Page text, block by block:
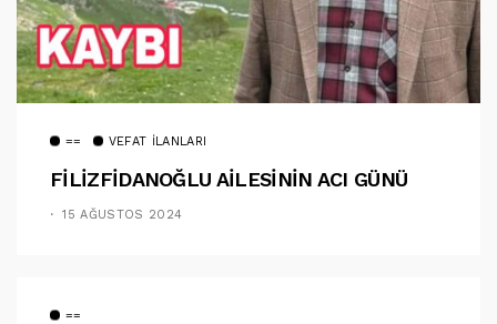
== VEFAT İLANLARI
FİLİZFİDANOĞLU AİLESİNİN ACI GÜNÜ
15 AĞUSTOS 2024
==